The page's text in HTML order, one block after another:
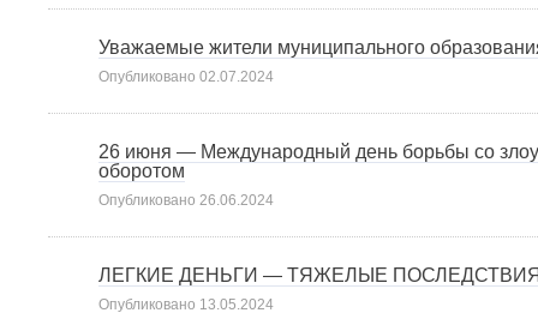
Уважаемые жители муниципального
Опубликовано 02.07.2024
26 июня — Международный день борьбы со
оборотом
Опубликовано 26.06.2024
ЛЕГКИЕ ДЕНЬГИ — ТЯЖЕЛЫЕ
Опубликовано 13.05.2024